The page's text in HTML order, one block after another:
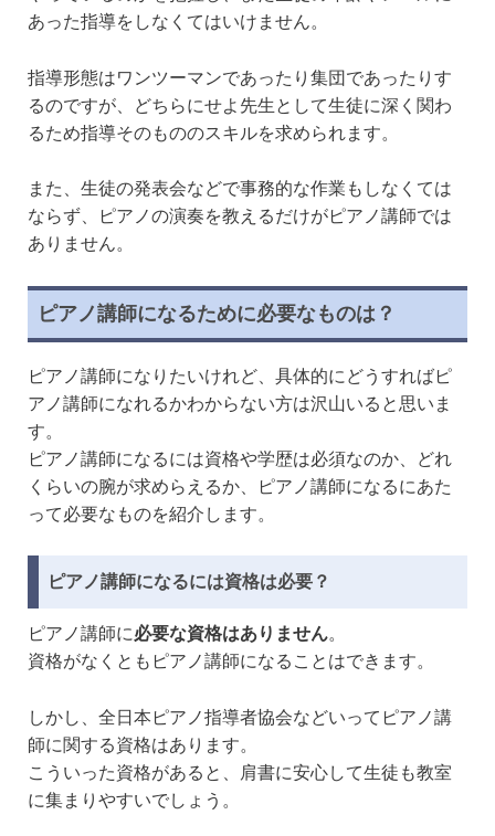
あった指導をしなくてはいけません。
指導形態はワンツーマンであったり集団であったりす
るのですが、どちらにせよ先生として生徒に深く関わ
るため指導そのもののスキルを求められます。
また、生徒の発表会などで事務的な作業もしなくては
ならず、ピアノの演奏を教えるだけがピアノ講師では
ありません。
ピアノ講師になるために必要なものは？
ピアノ講師になりたいけれど、具体的にどうすればピ
アノ講師になれるかわからない方は沢山いると思いま
す。
ピアノ講師になるには資格や学歴は必須なのか、どれ
くらいの腕が求めらえるか、ピアノ講師になるにあた
って必要なものを紹介します。
ピアノ講師になるには資格は必要？
ピアノ講師に必要な資格はありません。
資格がなくともピアノ講師になることはできます。
しかし、全日本ピアノ指導者協会などいってピアノ講
師に関する資格はあります。
こういった資格があると、肩書に安心して生徒も教室
に集まりやすいでしょう。